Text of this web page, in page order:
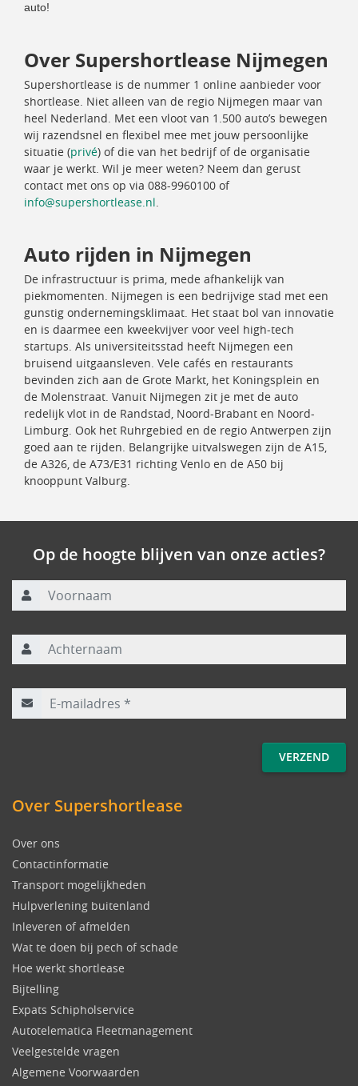
auto!
Over Supershortlease Nijmegen
Supershortlease is de nummer 1 online aanbieder voor
shortlease. Niet alleen van de regio Nijmegen maar van
heel Nederland. Met een vloot van 1.500 auto’s bewegen
wij razendsnel en flexibel mee met jouw persoonlijke
situatie (privé) of die van het bedrijf of de organisatie
waar je werkt. Wil je meer weten? Neem dan gerust
contact met ons op via 088-9960100 of
info@supershortlease.nl.
Auto rijden in Nijmegen
De infrastructuur is prima, mede afhankelijk van
piekmomenten. Nijmegen is een bedrijvige stad met een
gunstig ondernemingsklimaat. Het staat bol van innovatie
en is daarmee een kweekvijver voor veel high-tech
startups. Als universiteitsstad heeft Nijmegen een
bruisend uitgaansleven. Vele cafés en restaurants
bevinden zich aan de Grote Markt, het Koningsplein en
de Molenstraat. Vanuit Nijmegen zit je met de auto
redelijk vlot in de Randstad, Noord-Brabant en Noord-
Limburg. Ook het Ruhrgebied en de regio Antwerpen zijn
goed aan te rijden. Belangrijke uitvalswegen zijn de A15,
de A326, de A73/E31 richting Venlo en de A50 bij
knooppunt Valburg.
Op de hoogte blijven van onze acties?
Over Supershortlease
Over ons
Contactinformatie
Transport mogelijkheden
Hulpverlening buitenland
Inleveren of afmelden
Wat te doen bij pech of schade
Hoe werkt shortlease
Bijtelling
Expats Schipholservice
Autotelematica Fleetmanagement
Veelgestelde vragen
Algemene Voorwaarden